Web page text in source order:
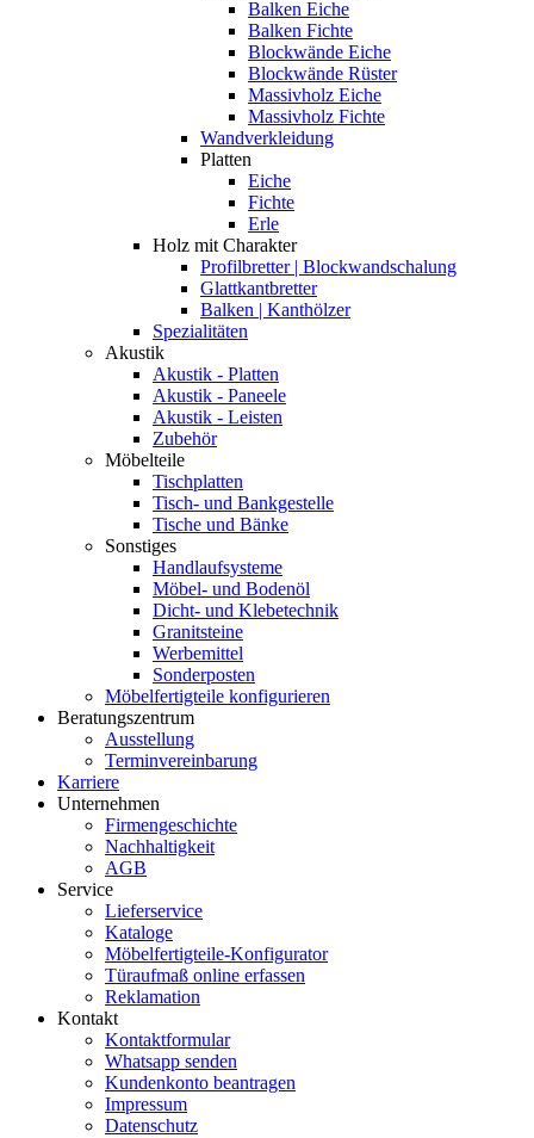
Balken Eiche
Balken Fichte
Blockwände Eiche
Blockwände Rüster
Massivholz Eiche
Massivholz Fichte
Wandverkleidung
Platten
Eiche
Fichte
Erle
Holz mit Charakter
Profilbretter | Blockwandschalung
Glattkantbretter
Balken | Kanthölzer
Spezialitäten
Akustik
Akustik - Platten
Akustik - Paneele
Akustik - Leisten
Zubehör
Möbelteile
Tischplatten
Tisch- und Bankgestelle
Tische und Bänke
Sonstiges
Handlaufsysteme
Möbel- und Bodenöl
Dicht- und Klebetechnik
Granitsteine
Werbemittel
Sonderposten
Möbelfertigteile konfigurieren
Beratungszentrum
Ausstellung
Terminvereinbarung
Karriere
Unternehmen
Firmengeschichte
Nachhaltigkeit
AGB
Service
Lieferservice
Kataloge
Möbelfertigteile-Konfigurator
Türaufmaß online erfassen
Reklamation
Kontakt
Kontaktformular
Whatsapp senden
Kundenkonto beantragen
Impressum
Datenschutz